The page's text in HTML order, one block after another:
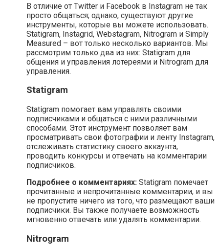
В отличие от Twitter и Facebook в Instagram не так
просто общаться; однако, существуют другие
инструменты, которые вы можете использовать.
Statigram, Instagrid, Webstagram, Nitrogram и Simply
Measured – вот только несколько вариантов. Мы
рассмотрим только два из них: Statigram для
общения и управления лотереями и Nitrogram для
управления.
Statigram
Statigram помогает вам управлять своими
подписчиками и общаться с ними различными
способами. Этот инструмент позволяет вам
просматривать свои фотографии и ленту Instagram,
отслеживать статистику своего аккаунта,
проводить конкурсы и отвечать на комментарии
подписчиков.
Подробнее о комментариях: Statigram помечает
прочитанные и непрочитанные комментарии, и вы
не пропустите ничего из того, что размещают ваши
подписчики. Вы также получаете возможность
мгновенно отвечать или удалять комментарии.
Nitrogram